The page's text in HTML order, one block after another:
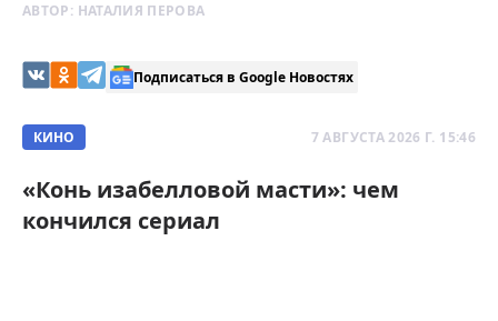
АВТОР: НАТАЛИЯ ПЕРОВА
Подписаться в Google Новостях
КИНО 7 АВГУСТА 2026 Г. 15:46
«Конь изабелловой масти»: чем
кончился сериал